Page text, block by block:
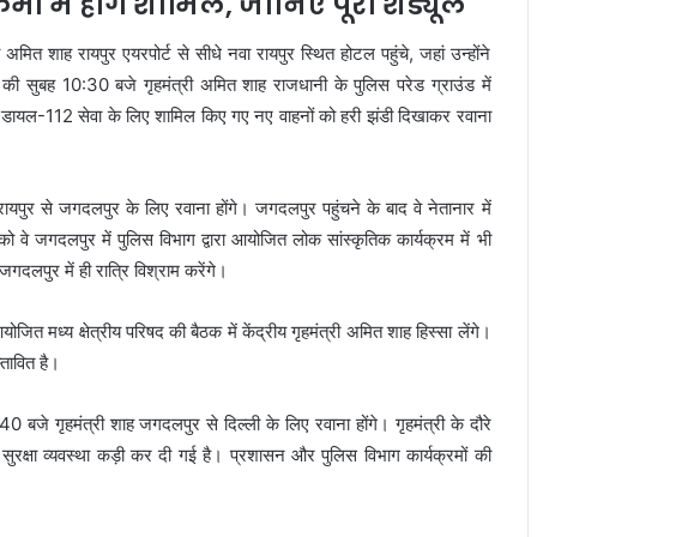
शाह रायपुर एयरपोर्ट से सीधे नवा रायपुर स्थित होटल पहुंचे, जहां उन्होंने
सुबह 10:30 बजे गृहमंत्री अमित शाह राजधानी के पुलिस परेड ग्राउंड में
112 सेवा के लिए शामिल किए गए नए वाहनों को हरी झंडी दिखाकर रवाना
से जगदलपुर के लिए रवाना होंगे। जगदलपुर पहुंचने के बाद वे नेतानार में
जगदलपुर में पुलिस विभाग द्वारा आयोजित लोक सांस्कृतिक कार्यक्रम में भी
में ही रात्रि विश्राम करेंगे।
मध्य क्षेत्रीय परिषद की बैठक में केंद्रीय गृहमंत्री अमित शाह हिस्सा लेंगे।
है।
बजे गृहमंत्री शाह जगदलपुर से दिल्ली के लिए रवाना होंगे। गृहमंत्री के दौरे
व्यवस्था कड़ी कर दी गई है। प्रशासन और पुलिस विभाग कार्यक्रमों की